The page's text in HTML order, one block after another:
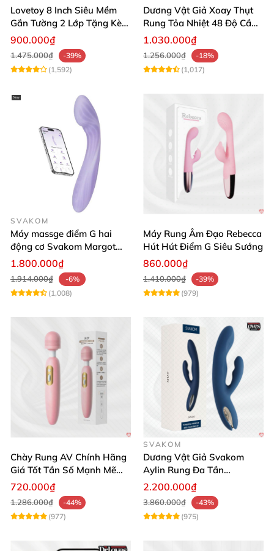
Lovetoy 8 Inch Siêu Mềm
Gắn Tường 2 Lớp Tặng Kèm
Dầu Massage
900.000₫
1.475.000₫
-39%
(1,592)
Dương Vật Giả Xoay Thụt
Rung Tỏa Nhiệt 48 Độ Cầm
Tay Hot Bunny
1.030.000₫
1.256.000₫
-18%
(1,017)
SVAKOM
Máy massge điểm G hai
động cơ Svakom Margot
điều khiển qua app
1.800.000₫
1.914.000₫
-6%
(1,008)
Máy Rung Âm Đạo Rebecca
Hút Hút Điểm G Siêu Sướng
860.000₫
1.410.000₫
-39%
(979)
Chày Rung AV Chính Hãng
Giá Tốt Tần Số Mạnh Mẽ
Siêu Bền
720.000₫
1.286.000₫
-44%
(977)
SVAKOM
Dương Vật Giả Svakom
Aylin Rung Đa Tần
Massage Sung Sướng
2.200.000₫
3.860.000₫
-43%
(975)